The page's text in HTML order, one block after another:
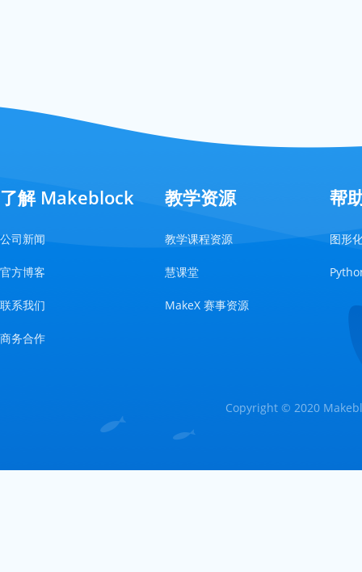
了解 Makeblock
公司新闻
官方博客
联系我们
商务合作
教学资源
教学课程资源
慧课堂
MakeX 赛事资源
帮
图形
Copyright © 2020